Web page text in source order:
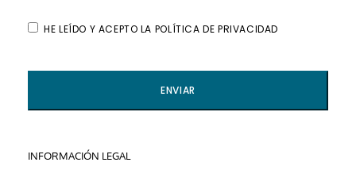
HE LEÍDO Y ACEPTO LA POLÍTICA DE PRIVACIDAD
INFORMACIÓN LEGAL